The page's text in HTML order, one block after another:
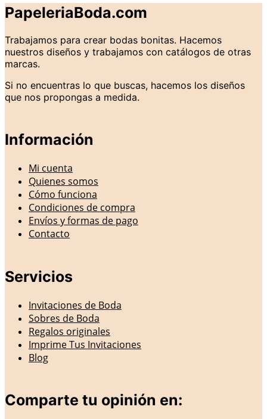
PapeleriaBoda.com
Trabajamos para crear bodas bonitas. Hacemos
nuestros diseños y trabajamos con catálogos de otras
marcas.
Si no encuentras lo que buscas, hacemos los diseños
que nos propongas a medida.
Información
Mi cuenta
Quienes somos
Cómo funciona
Condiciones de compra
Envíos y formas de pago
Contacto
Servicios
Invitaciones de Boda
Sobres de Boda
Regalos originales
Imprime Tus Invitaciones
Blog
Comparte tu opinión en: